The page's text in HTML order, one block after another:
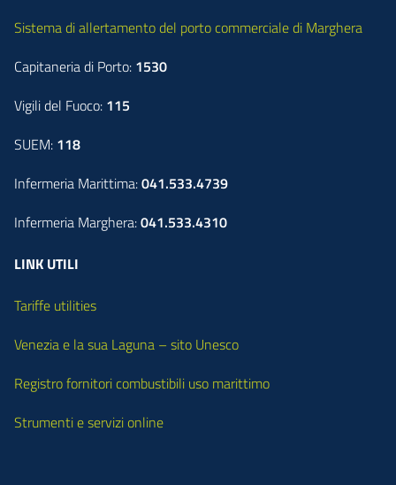
Sistema di allertamento del porto commerciale di Marghera
Capitaneria di Porto: 1530
Vigili del Fuoco: 115
SUEM: 118
Infermeria Marittima:041.533.4739
Infermeria Marghera:041.533.4310
LINK UTILI
Tariffe utilities
Venezia e la sua Laguna – sito Unesco
Registro fornitori combustibili uso marittimo
Strumenti e servizi online